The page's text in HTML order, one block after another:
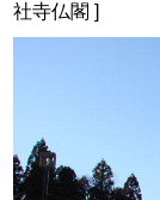
社寺仏閣 ]